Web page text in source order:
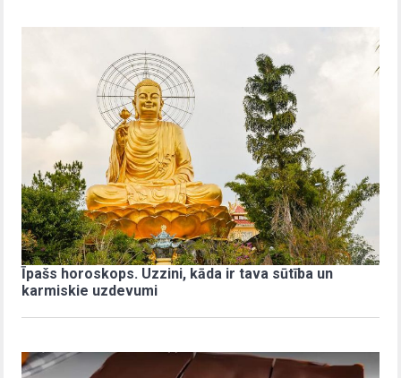
Īpašs horoskops. Uzzini, kāda ir tava sūtība un
karmiskie uzdevumi